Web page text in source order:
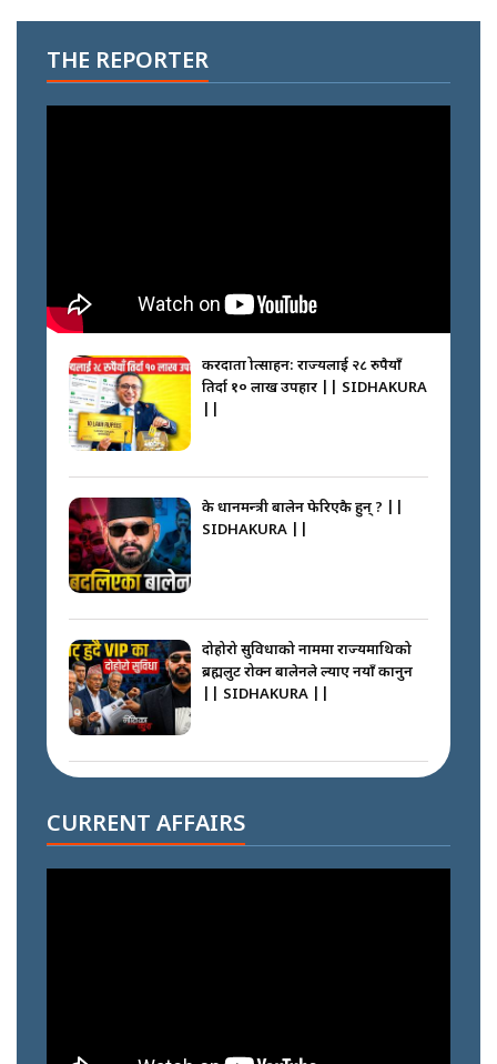
THE REPORTER
करदाता प्रोत्साहन: राज्यलाई २८ रुपैयाँ
तिर्दा १० लाख उपहार || SIDHAKURA
के प्रधानमन्त्री बालेन फेरिएकै हुन् ? ||
SIDHAKURA ||
दोहोरो सुविधाको नाममा राज्यमाथिको
ब्रह्मलुट रोक्न बालेनले ल्याए नयाँ कानुन
|| SIDHAKURA ||
आरोहीहरू | Record-breaking
climbers who set foot with
CURRENT AFFAIRS